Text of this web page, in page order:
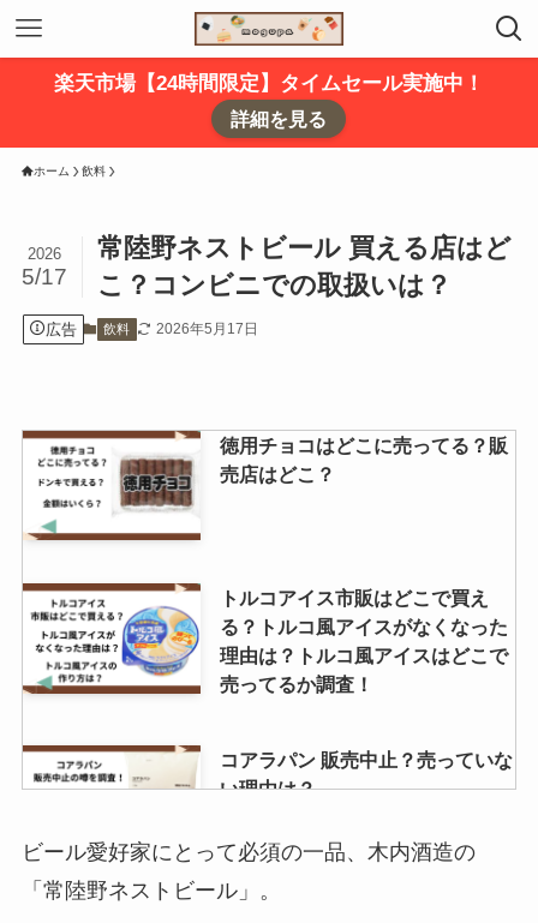
楽天市場【24時間限定】タイムセール実施中！
詳細を見る
ホーム 飲料
常陸野ネストビール 買える店はど
こ？コンビニでの取扱いは？
2026
5/17
広告 飲料 2026年5月17日
徳用チョコはどこに売ってる？販
売店はどこ？
トルコアイス市販はどこで買え
る？トルコ風アイスがなくなった
理由は？トルコ風アイスはどこで
売ってるか調査！
コアラパン 販売中止？売っていな
い理由は？
ビール愛好家にとって必須の一品、木内酒造の
「常陸野ネストビール」。